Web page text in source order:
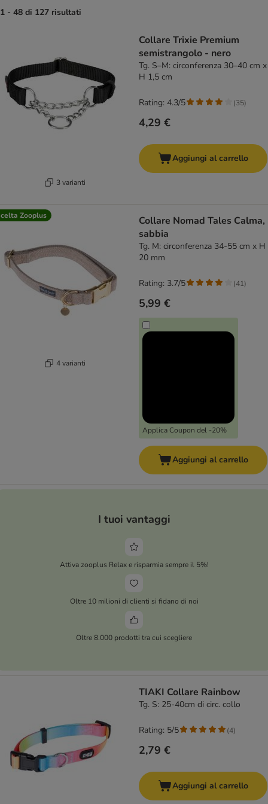
1 - 48 di 127 risultati
3 varianti
Collare Trixie Premium
semistrangolo - nero
Tg. S–M: circonferenza 30–40 cm x
H 1,5 cm
4,29 €
Rating: 4.3/5 (35)
Aggiungi al carrello
Zooplus
4 varianti
Collare Nomad Tales Calma,
sabbia
Tg. M: circonferenza 34-55 cm x H
20 mm
5,99 €
Applica Coupon del -20%
Rating: 3.7/5 (41)
Aggiungi al carrello
I tuoi vantaggi
Attiva zooplus Relax e risparmia sempre il 5%!
Oltre 10 milioni di clienti si fidano di noi
Oltre 8.000 prodotti tra cui scegliere
TIAKI Collare Rainbow
Tg. S: 25-40cm di circ. collo
2,79 €
Rating: 5/5 (4)
Aggiungi al carrello